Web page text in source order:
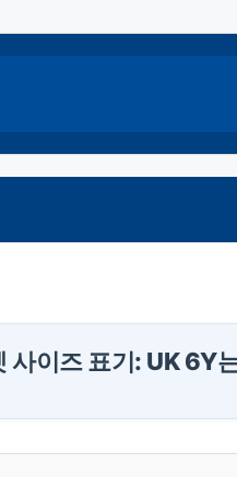
사이즈 표기: UK 6Y